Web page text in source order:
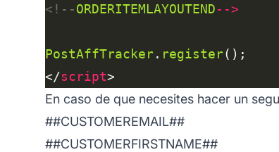
<!--ORDERITEMLAYOUTEND-->
PostAffTracker. register
</script
En caso de que necesites hacer un
##CUSTOMEREMAIL##
##CUSTOMERFIRSTNAME##